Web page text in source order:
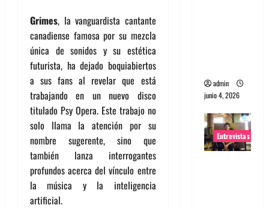
Grimes, la vanguardista cantante
canadiense famosa por su mezcla
única de sonidos y su estética
futurista, ha dejado boquiabiertos
a sus fans al revelar que está
trabajando en un nuevo disco
titulado Psy Opera. Este trabajo no
solo llama la atención por su
nombre sugerente, sino que
también lanza interrogantes
profundos acerca del vínculo entre
la música y la inteligencia
artificial.
admin
junio 4, 2026
Entrevistas